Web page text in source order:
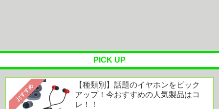
Powered by livedoor 相互RSS
PICK UP
おすすめ
【種類別】話題のイヤホンをピック
アップ！今おすすめの人気製品はコ
レ！！